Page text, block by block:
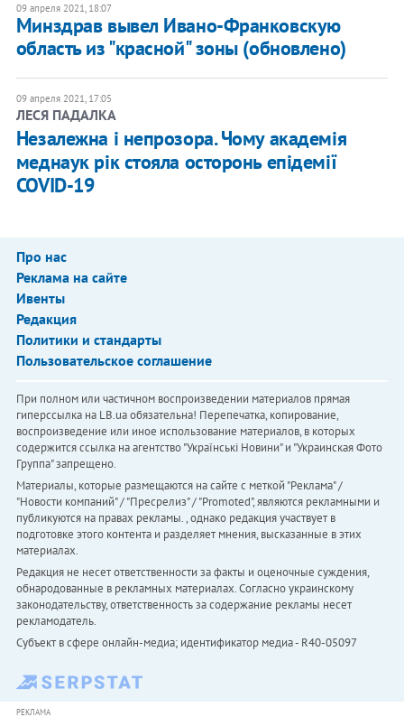
09 апреля 2021, 18:07
Минздрав вывел Ивано-Франковскую
область из "красной" зоны (обновлено)
09 апреля 2021, 17:05
ЛЕСЯ ПАДАЛКА
Незалежна і непрозора. Чому академія
меднаук рік стояла осторонь епідемії
COVID-19
Про нас
Реклама на сайте
Ивенты
Редакция
Политики и стандарты
Пользовательское соглашение
При полном или частичном воспроизведении материалов прямая
гиперссылка на LB.ua обязательна! Перепечатка, копирование,
воспроизведение или иное использование материалов, в которых
содержится ссылка на агентство "Українськi Новини" и "Украинская Фото
Группа" запрещено.
Материалы, которые размещаются на сайте с меткой "Реклама" /
"Новости компаний" / "Пресрелиз" / "Promoted", являются рекламными и
публикуются на правах рекламы. , однако редакция участвует в
подготовке этого контента и разделяет мнения, высказанные в этих
материалах.
Редакция не несет ответственности за факты и оценочные суждения,
обнародованные в рекламных материалах. Согласно украинскому
законодательству, ответственность за содержание рекламы несет
рекламодатель.
Субъект в сфере онлайн-медиа; идентификатор медиа - R40-05097
РЕКЛАМА